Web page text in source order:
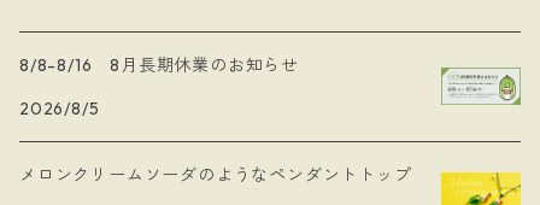
8/8-8/16 8月長期休業のお知らせ
2026/8/5
メロンクリームソーダのようなペンダントトップ